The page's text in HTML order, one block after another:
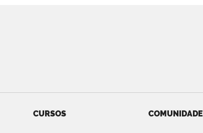
CURSOS COMUNIDADE